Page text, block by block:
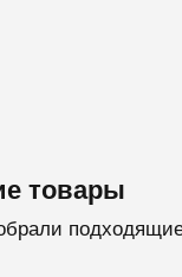
товары